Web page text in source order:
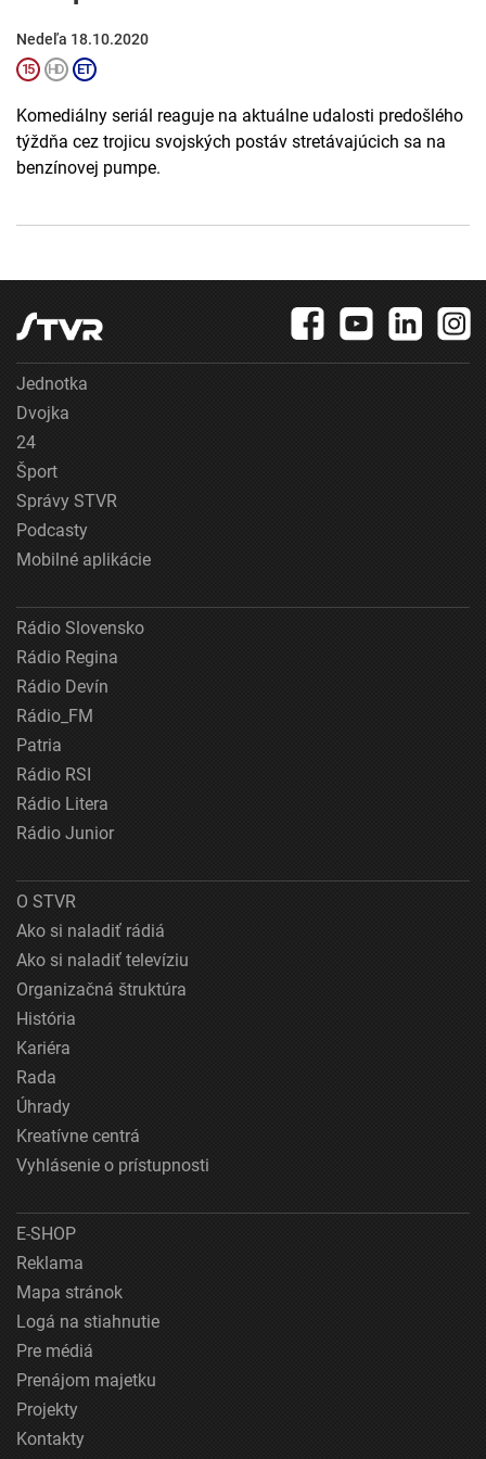
Nedeľa 18.10.2020
Komediálny seriál reaguje na aktuálne udalosti predošlého
týždňa cez trojicu svojských postáv stretávajúcich sa na
benzínovej pumpe.
Jednotka
Dvojka
24
Šport
Správy STVR
Podcasty
Mobilné aplikácie
Rádio Slovensko
Rádio Regina
Rádio Devín
Rádio_FM
Patria
Rádio RSI
Rádio Litera
Rádio Junior
O STVR
Ako si naladiť rádiá
Ako si naladiť televíziu
Organizačná štruktúra
História
Kariéra
Rada
Úhrady
Kreatívne centrá
Vyhlásenie o prístupnosti
E-SHOP
Reklama
Mapa stránok
Logá na stiahnutie
Pre médiá
Prenájom majetku
Projekty
Kontakty